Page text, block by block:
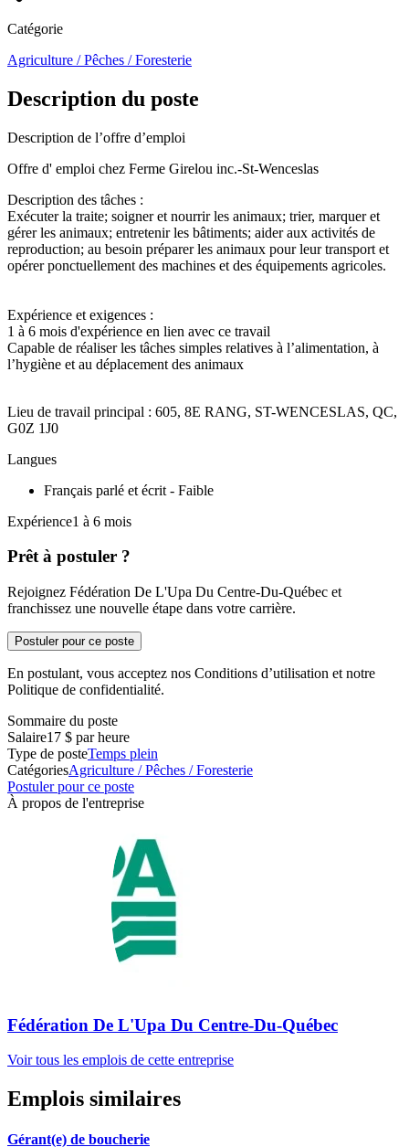
Catégorie
Agriculture / Pêches / Foresterie
Description du poste
Description de l’offre d’emploi
Offre d' emploi chez Ferme Girelou inc.-St-Wenceslas
Description des tâches :
Exécuter la traite; soigner et nourrir les animaux; trier, marquer et
gérer les animaux; entretenir les bâtiments; aider aux activités de
reproduction; au besoin préparer les animaux pour leur transport et
opérer ponctuellement des machines et des équipements agricoles.
Expérience et exigences :
1 à 6 mois d'expérience en lien avec ce travail
Capable de réaliser les tâches simples relatives à l’alimentation, à
l’hygiène et au déplacement des animaux
Lieu de travail principal : 605, 8E RANG, ST-WENCESLAS, QC,
G0Z 1J0
Langues
Français parlé et écrit - Faible
Expérience1 à 6 mois
Prêt à postuler ?
Rejoignez Fédération De L'Upa Du Centre-Du-Québec et
franchissez une nouvelle étape dans votre carrière.
Postuler pour ce poste
En postulant, vous acceptez nos Conditions d’utilisation et notre
Politique de confidentialité.
Sommaire du poste
Salaire17 $ par heure
Type de posteTemps plein
CatégoriesAgriculture / Pêches / Foresterie
Postuler pour ce poste
À propos de l'entreprise
Fédération De L'Upa Du Centre-Du-Québec
Voir tous les emplois de cette entreprise
Emplois similaires
Gérant(e) de boucherie